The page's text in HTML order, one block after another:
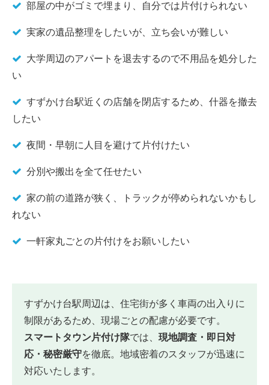
部屋の中がゴミで埋まり、自分では片付けられない
実家の遺品整理をしたいが、立ち会いが難しい
大学周辺のアパートを退去するので不用品を処分した
い
すずかけ台駅近くの店舗を閉店するため、什器を撤去
したい
夜間・早朝に人目を避けて片付けたい
分別や搬出を全て任せたい
家の前の道路が狭く、トラックが停められないかもし
れない
一軒家丸ごとの片付けをお願いしたい
すずかけ台駅周辺は、住宅街が多く車両の出入りに
制限があるため、現場ごとの配慮が必要です。
スマートタウン片付け隊では、 現地調査・即日対
応・秘密厳守を徹底。地域密着のスタッフが迅速に
対応いたします。